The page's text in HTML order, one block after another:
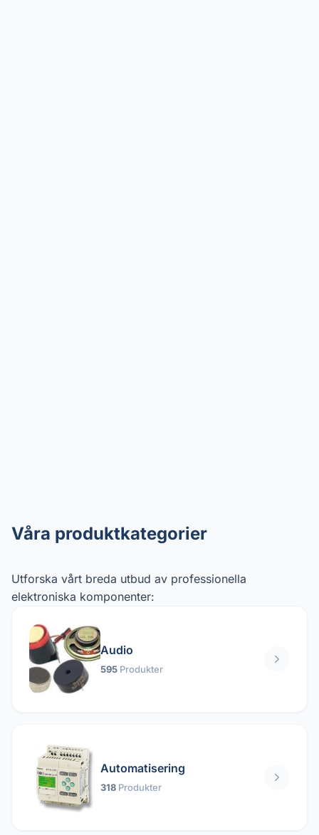
Våra produktkategorier
Utforska vårt breda utbud av professionella
elektroniska komponenter:
Audio
595 Produkter
Automatisering
318 Produkter